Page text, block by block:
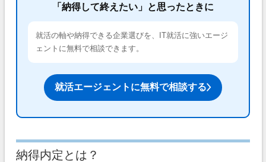
「納得して終えたい」と思ったときに
就活の軸や納得できる企業選びを、IT就活に強いエージ
ェントに無料で相談できます。
就活エージェントに無料で相談する
納得内定とは？